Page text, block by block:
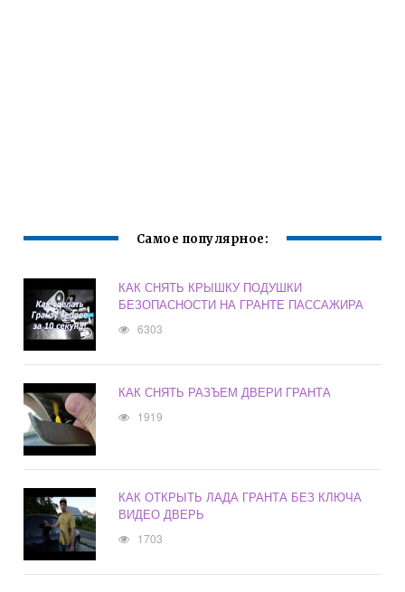
Самое популярное:
КАК СНЯТЬ КРЫШКУ ПОДУШКИ
БЕЗОПАСНОСТИ НА ГРАНТЕ ПАССАЖИРА
6303
КАК СНЯТЬ РАЗЪЕМ ДВЕРИ ГРАНТА
1919
КАК ОТКРЫТЬ ЛАДА ГРАНТА БЕЗ КЛЮЧА
ВИДЕО ДВЕРЬ
1703